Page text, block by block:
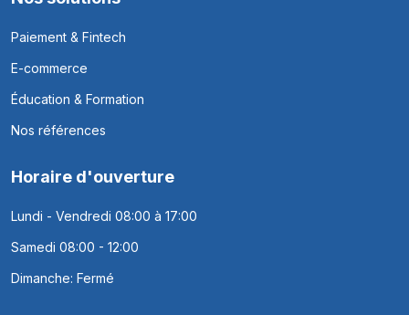
Paiement & Fintech
E-commerce
Éducation & Formation
Nos références
Horaire d'ouverture
Lundi - Vendredi 08:00 à 17:00
Samedi 08:00 - 12:00
Dimanche: Fermé